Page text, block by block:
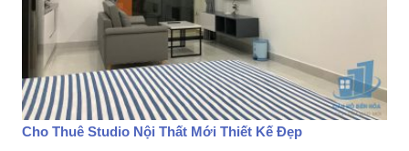
Cho Thuê Studio Nội Thất Mới Thiết Kế Đẹp